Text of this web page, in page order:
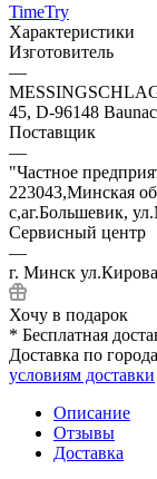
TimeTry
Характеристики
Изготовитель
—
45, D-96148
Поставщик
—
"Частное
223043,Минская
с,аг.Большевик,
Сервисный центр
—
г. Минск
Хочу в подарок
* Бесплатная
Доставка по
условиям доставки
Описание
Отзывы
Доставка